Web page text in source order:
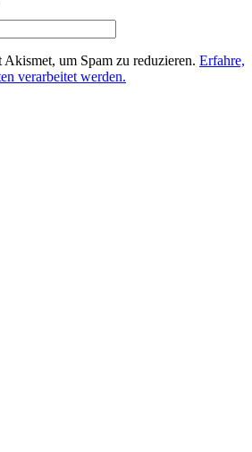
um Spam zu reduzieren. Erfahre,
verarbeitet werden.